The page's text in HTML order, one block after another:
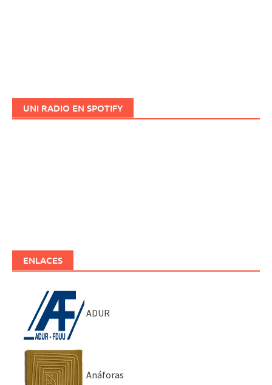
UNI RADIO EN SPOTIFY
ENLACES
ADUR
Anáforas